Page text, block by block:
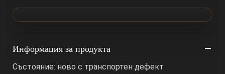
Информация за продукта
Състояние: ново с транспортен дефект